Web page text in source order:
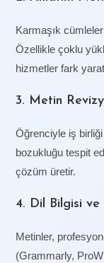
Karmaşık
Özellikle çoklu
hizmetler fark
3. Metin
Öğrenciyle iş
bozukluğu tespit
çözüm üretir.
4. Dil Bilgisi ve
Metinler,
(Grammarly,